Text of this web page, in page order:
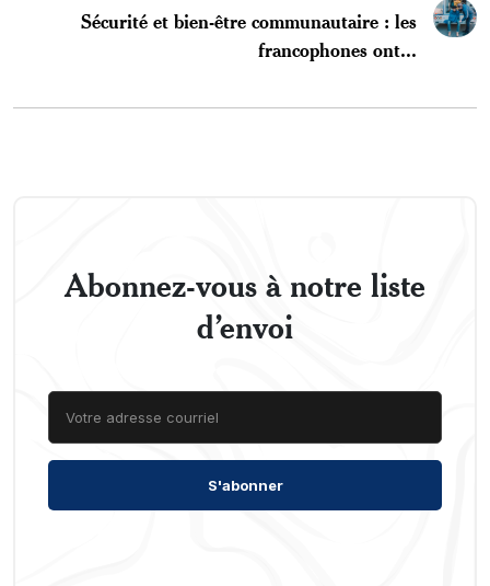
Sécurité et bien-être communautaire : les
francophones ont...
Abonnez-vous à notre liste
d’envoi